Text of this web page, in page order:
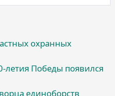
охранных
летия Победы появился
единоборств